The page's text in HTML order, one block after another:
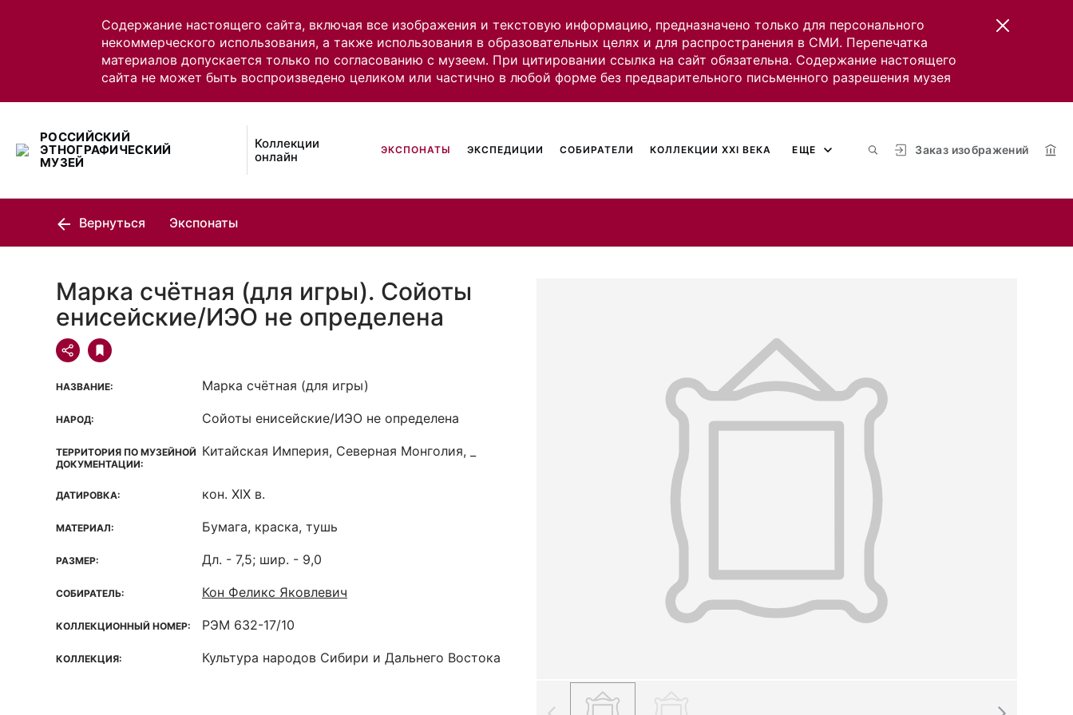
Содержание настоящего сайта, включая все изображения и текстовую информацию, предназначено только для персонального
некоммерческого использования, а также использования в образовательных целях и для распространения в СМИ. Перепечатка
материалов допускается только по согласованию с музеем. При цитировании ссылка на сайт обязательна. Содержание настоящего
сайта не может быть воспроизведено целиком или частично в любой форме без предварительного письменного разрешения музея
РОССИЙСКИЙ
ЭТНОГРАФИЧЕСКИЙ
МУЗЕЙ
Коллекции
онлайн
Заказ изображений
ЭКСПОНАТЫ ЭКСПЕДИЦИИ СОБИРАТЕЛИ КОЛЛЕКЦИИ XXI ВЕКА ЕЩЕ
Вернуться Экспонаты
Марка счётная (для игры). Сойоты
енисейские/ИЭО не определена
НАЗВАНИЕ: Марка счётная (для игры)
НАРОД: Сойоты енисейские/ИЭО не определена
ТЕРРИТОРИЯ ПО МУЗЕЙНОЙ
ДОКУМЕНТАЦИИ:
Китайская Империя, Северная Монголия, _
ДАТИРОВКА: кон. XIX в.
МАТЕРИАЛ: Бумага, краска, тушь
РАЗМЕР: Дл. - 7,5; шир. - 9,0
СОБИРАТЕЛЬ: Кон Феликс Яковлевич
КОЛЛЕКЦИОННЫЙ НОМЕР: РЭМ 632-17/10
КОЛЛЕКЦИЯ: Культура народов Сибири и Дальнего Востока